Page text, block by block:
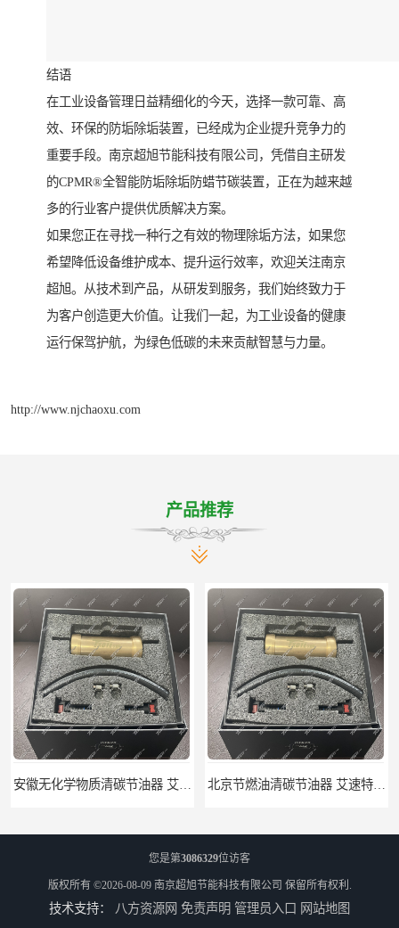
结语
在工业设备管理日益精细化的今天，选择一款可靠、高
效、环保的防垢除垢装置，已经成为企业提升竞争力的
重要手段。南京超旭节能科技有限公司，凭借自主研发
的CPMR®全智能防垢除垢防蜡节碳装置，正在为越来越
多的行业客户提供优质解决方案。
如果您正在寻找一种行之有效的物理除垢方法，如果您
希望降低设备维护成本、提升运行效率，欢迎关注南京
超旭。从技术到产品，从研发到服务，我们始终致力于
为客户创造更大价值。让我们一起，为工业设备的健康
运行保驾护航，为绿色低碳的未来贡献智慧与力量。
http://www.njchaoxu.com
产品推荐
您是第3086329位访客
版权所有 ©2026-08-09 南京超旭节能科技有限公司 保留所有权利.
技术支持： 八方资源网 免责声明 管理员入口 网站地图